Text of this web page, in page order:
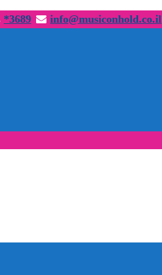
*3689 info@musiconhold.co.il